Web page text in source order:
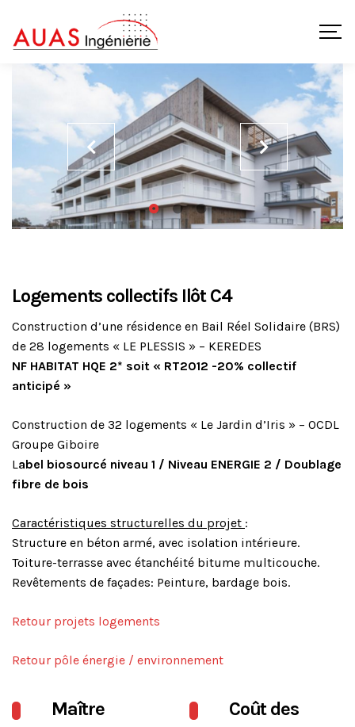
Logements collectifs Ilôt C4
Construction d’une résidence en Bail Réel Solidaire (BRS)
de 28 logements « LE PLESSIS » – KEREDES
NF HABITAT HQE 2* soit « RT2012 -20% collectif
anticipé »
Construction de 32 logements « Le Jardin d’Iris » – OCDL
Groupe Giboire
Label biosourcé niveau 1 / Niveau ENERGIE 2 / Doublage
fibre de bois
Caractéristiques structurelles du projet :
Structure en béton armé, avec isolation intérieure.
Toiture-terrasse avec étanchéité bitume multicouche.
Revêtements de façades: Peinture, bardage bois.
Retour projets logements
Retour pôle énergie / environnement
Maître
Coût des